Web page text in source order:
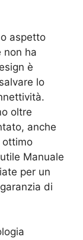
aspetto
non ha
è
lo
oltre
anche
ottimo
Manuale
per un
di